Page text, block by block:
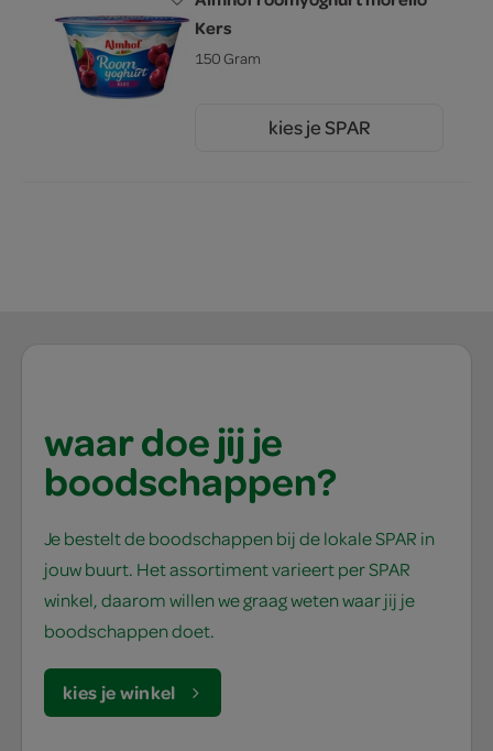
Kers
150 Gram
kies je SPAR
waar doe jij je
boodschappen?
Je bestelt de boodschappen bij de lokale SPAR in
jouw buurt. Het assortiment varieert per SPAR
winkel, daarom willen we graag weten waar jij je
boodschappen doet.
kies je winkel